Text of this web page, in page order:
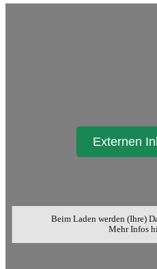
Externen
Beim Laden werden (Ihre)
Mehr Infos